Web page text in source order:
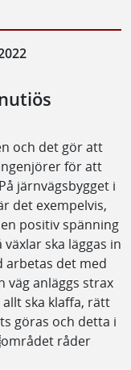
och det gör att
för att
järnvägsbygget i
det exempelvis,
positiv spänning
ska läggas in
arbetas det med
väg anläggs strax
ska klaffa, rätt
göras och detta i
råder